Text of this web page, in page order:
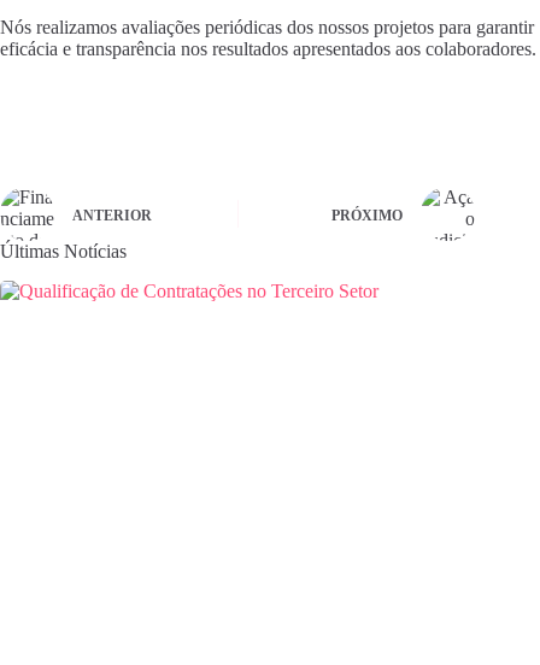
Nós realizamos avaliações periódicas dos nossos projetos para garantir
eficácia e transparência nos resultados apresentados aos colaboradores.
ANTERIOR PRÓXIMO
Últimas Notícias